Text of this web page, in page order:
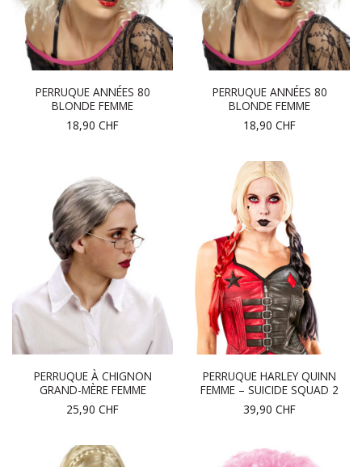
PERRUQUE ANNÉES 80
BLONDE FEMME
18,90 CHF
PERRUQUE ANNÉES 80
BLONDE FEMME
18,90 CHF
PERRUQUE À CHIGNON
GRAND-MÈRE FEMME
25,90 CHF
PERRUQUE HARLEY QUINN
FEMME – SUICIDE SQUAD 2
39,90 CHF